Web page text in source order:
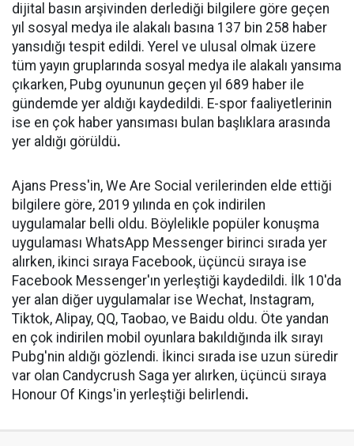
dijital basın arşivinden derlediği bilgilere göre geçen
yıl sosyal medya ile alakalı basına 137 bin 258 haber
yansıdığı tespit edildi. Yerel ve ulusal olmak üzere
tüm yayın gruplarında sosyal medya ile alakalı yansıma
çıkarken, Pubg oyununun geçen yıl 689 haber ile
gündemde yer aldığı kaydedildi. E-spor faaliyetlerinin
ise en çok haber yansıması bulan başlıklara arasında
yer aldığı görüldü.
Ajans Press'in, We Are Social verilerinden elde ettiği
bilgilere göre, 2019 yılında en çok indirilen
uygulamalar belli oldu. Böylelikle popüler konuşma
uygulaması WhatsApp Messenger birinci sırada yer
alırken, ikinci sıraya Facebook, üçüncü sıraya ise
Facebook Messenger'ın yerleştiği kaydedildi. İlk 10'da
yer alan diğer uygulamalar ise Wechat, Instagram,
Tiktok, Alipay, QQ, Taobao, ve Baidu oldu. Öte yandan
en çok indirilen mobil oyunlara bakıldığında ilk sırayı
Pubg'nin aldığı gözlendi. İkinci sırada ise uzun süredir
var olan Candycrush Saga yer alırken, üçüncü sıraya
Honour Of Kings'in yerleştiği belirlendi.